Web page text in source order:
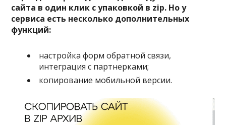
сайта в один клик с упаковкой в zip. Но у
сервиса есть несколько дополнительных
функций:
настройка форм обратной связи,
интеграция с партнерками;
копирование мобильной версии.